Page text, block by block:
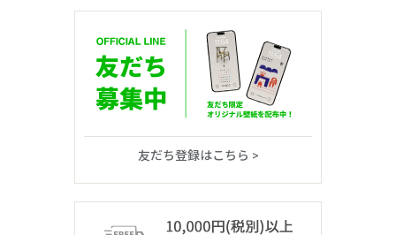
友だち登録はこちら >